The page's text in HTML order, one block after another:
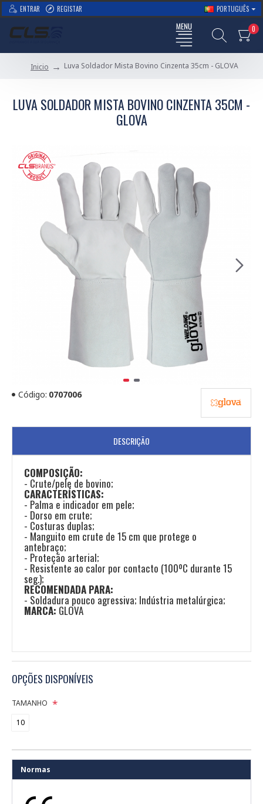
ENTRAR REGISTAR PORTUGUÊS
0
Inicio Luva Soldador Mista Bovino Cinzenta 35cm - GLOVA
LUVA SOLDADOR MISTA BOVINO CINZENTA 35CM -
GLOVA
Código: 0707006
DESCRIÇÃO
COMPOSIÇÃO:
- Crute/pele de bovino;
CARACTERÍSTICAS:
- Palma e indicador em pele;
- Dorso em crute;
- Costuras duplas;
- Manguito em crute de 15 cm que protege o
antebraço;
- Proteção arterial;
- Resistente ao calor por contacto (100ºC durante 15
seg.);
RECOMENDADA PARA:
- Soldadura pouco agressiva; Indústria metalúrgica;
MARCA: GLOVA
OPÇÕES DISPONÍVEIS
TAMANHO
10
Normas